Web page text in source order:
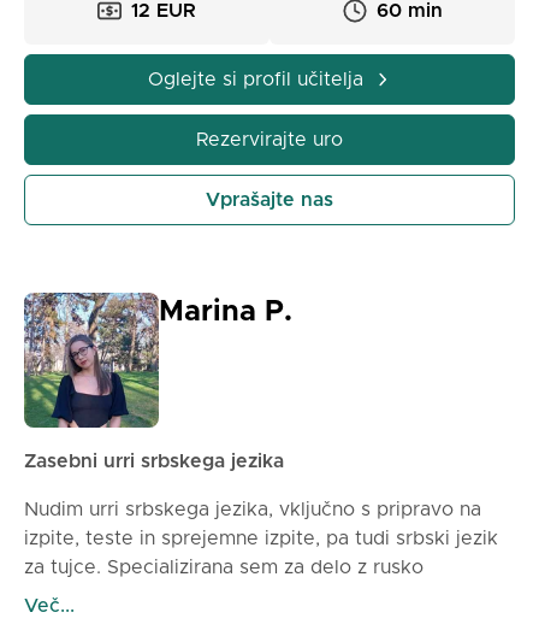
12 EUR 60 min
Oglejte si profil učitelja
Rezervirajte uro
Vprašajte nas
Marina P.
Zasebni urri srbskega jezika
Nudim urri srbskega jezika, vključno s pripravo na
izpite, teste in sprejemne izpite, pa tudi srbski jezik
za tujce. Specializirana sem za delo z rusko
govorečimi osebami, glede na moje odlično znanje
Več...